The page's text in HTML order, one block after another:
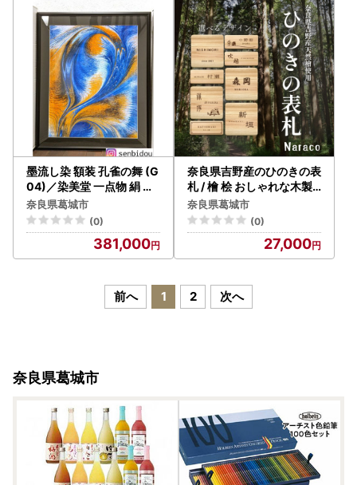
墨流し染 額装 孔雀の舞 (G
04)／染美堂 一点物 絹 シ
ルク 現代風 アート インテ
リア 朱雀 抽象的 奈良県 葛
城市【snbd007】
奈良県葛城市
(0)
381,000
奈良県吉野産のひのきの表
札 / 檜 桧 おしゃれな木製
表札 戸建 玄関用 無垢材 n
araco（ナラコ）【home
001】
奈良県葛城市
(0)
27,000
前へ 1 2 次へ
奈良県葛城市